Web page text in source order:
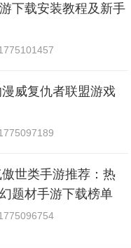
下载安装教程及新手
威复仇者联盟游戏
世类手游推荐：热
题材手游下载榜单